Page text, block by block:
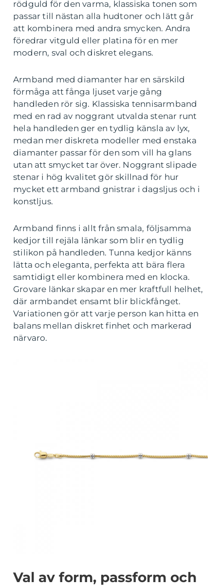
rödguld för den varma, klassiska tonen som
passar till nästan alla hudtoner och lätt går
att kombinera med andra smycken. Andra
föredrar vitguld eller platina för en mer
modern, sval och diskret elegans.
Armband med diamanter har en särskild
förmåga att fånga ljuset varje gång
handleden rör sig. Klassiska tennisarmband
med en rad av noggrant utvalda stenar runt
hela handleden ger en tydlig känsla av lyx,
medan mer diskreta modeller med enstaka
diamanter passar för den som vill ha glans
utan att smycket tar över. Noggrant slipade
stenar i hög kvalitet gör skillnad för hur
mycket ett armband gnistrar i dagsljus och i
konstljus.
Armband finns i allt från smala, följsamma
kedjor till rejäla länkar som blir en tydlig
stilikon på handleden. Tunna kedjor känns
lätta och eleganta, perfekta att bära flera
samtidigt eller kombinera med en klocka.
Grovare länkar skapar en mer kraftfull helhet,
där armbandet ensamt blir blickfånget.
Variationen gör att varje person kan hitta en
balans mellan diskret finhet och markerad
närvaro.
Val av form, passform och